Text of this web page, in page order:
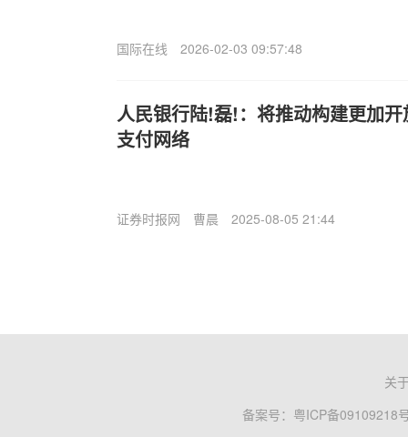
国际在线 2026-02-03 09:57:48
人民银行陆!磊!：将推动构建更加
支付网络
证券时报网 曹晨 2025-08-05 21:44
关
备案号： 粤ICP备09109218